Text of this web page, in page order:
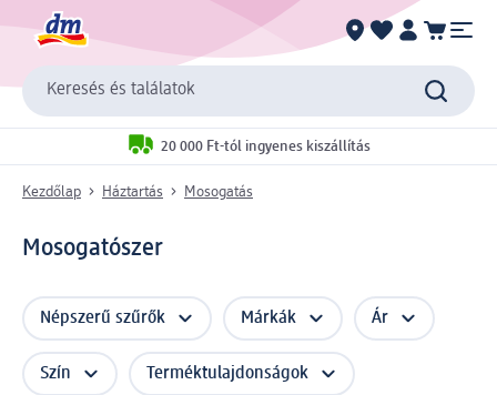
Keresés és találatok
20 000 Ft-tól ingyenes kiszállítás
Kezdőlap Háztartás Mosogatás
Mosogatószer
Népszerű szűrők Márkák Ár
Szín Terméktulajdonságok